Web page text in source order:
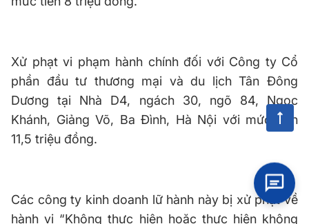
Xử phạt vi phạm hành chính đối với Công ty Cổ
phần đầu tư thương mại và du lịch Tân Đông
Dương tại Nhà D4, ngách 30, ngõ 84, Ngọc
Khánh, Giảng Võ, Ba Đình, Hà Nội với mức tiền
11,5 triệu đồng.
Các công ty kinh doanh lữ hành này bị xử phạt về
hành vi “Không thực hiện hoặc thực hiện không